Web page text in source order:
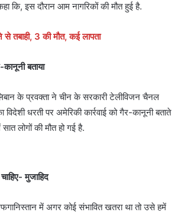
कि, इस दौरान आम नागरिकों की मौत हुई है.
से तबाही, 3 की मौत, कई लापता
कानूनी बताया
के प्रवक्ता ने चीन के सरकारी टेलीविजन चैनल
विदेशी धरती पर अमेरिकी कार्रवाई को गैर-कानूनी बताते
लोगों की मौत हो गई है.
मुजाहिद
में अगर कोई संभावित खतरा था तो उसे हमें